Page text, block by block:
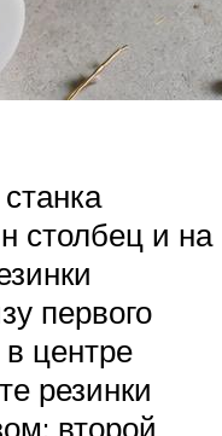
столбец и на
первого
в центре
резинки
второй